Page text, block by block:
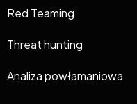
Red Teaming
Threat hunting
Analiza powłamaniowa